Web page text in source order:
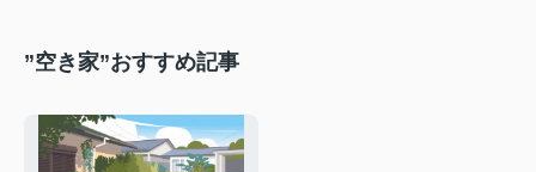
”空き家”おすすめ記事